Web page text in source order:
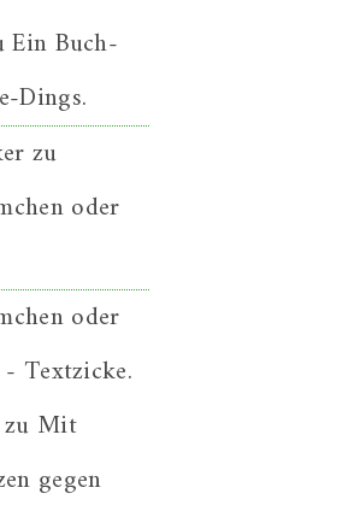
Ein Buch-
Dings.
zu
oder
oder
- Textzicke.
zu Mit
gegen